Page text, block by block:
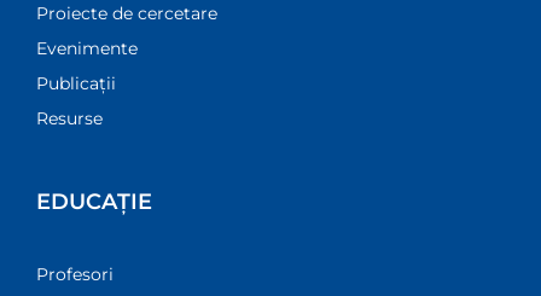
Proiecte de cercetare
Evenimente
Publicații
Resurse
EDUCAȚIE
Profesori